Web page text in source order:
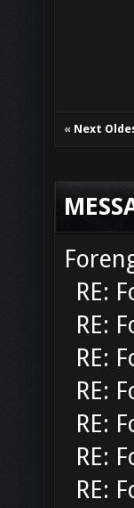
« Next
RE:
RE:
RE:
RE:
RE:
RE:
RE: